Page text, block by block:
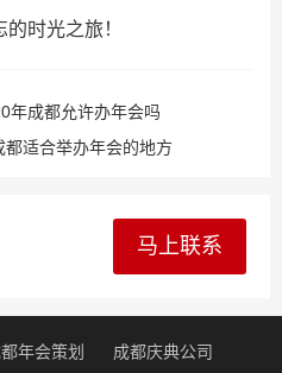
时光之旅！
年成都允许办年会吗
适合举办年会的地方
马上联系
年会策划 成都庆典公司